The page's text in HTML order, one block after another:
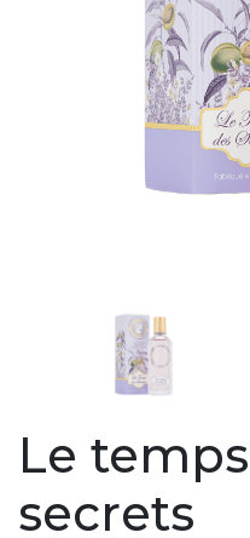
Le
secrets